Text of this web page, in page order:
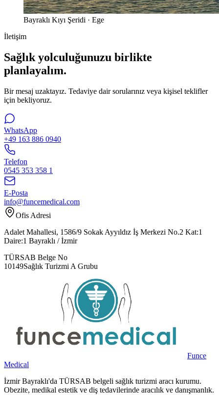
Bayraklı Kıyı Şeridi · Ege
İletişim
Sağlık yolculuğunuzu birlikte
planlayalım.
Bir mesaj uzaktayız. Tedaviye dair sorularınız veya kişisel teklifler
için bekliyoruz.
WhatsApp
+49 163 886 0940
Telefon
0545 353 358 1
E-Posta
info@funcemedical.com
Ofis Adresi
Adalet Mahallesi, 1586/9 Sokak Ayyıldız İş Merkezi No.2 Kat:1
Daire:1 Bayraklı / İzmir
TÜRSAB Belge No
10149Sağlık Turizmi A Grubu
Funce
Medical
İzmir Bayraklı'da TÜRSAB belgeli sağlık turizmi aracı kurumu.
Obezite, medikal estetik ve diş tedavilerinde aracılık ve danışmanlık.